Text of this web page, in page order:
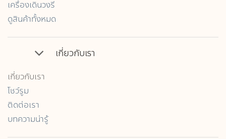
เครื่องเดินวงรี
ดูสินค้าทั้งหมด
เกี่ยวกับเรา
เกี่ยวกับเรา
โชว์รูม
ติดต่อเรา
บทความน่ารู้